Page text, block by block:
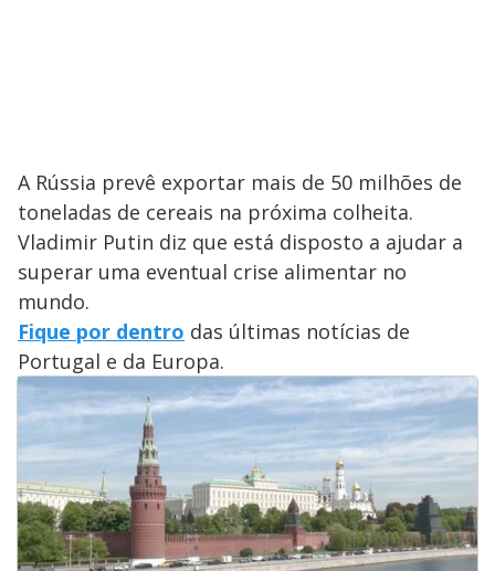
A Rússia prevê exportar mais de 50 milhões de
toneladas de cereais na próxima colheita.
Vladimir Putin diz que está disposto a ajudar a
superar uma eventual crise alimentar no
mundo.
Fique por dentro das últimas notícias de
Portugal e da Europa.